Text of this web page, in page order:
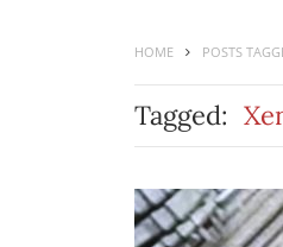
HOME POSTS
Tagged: